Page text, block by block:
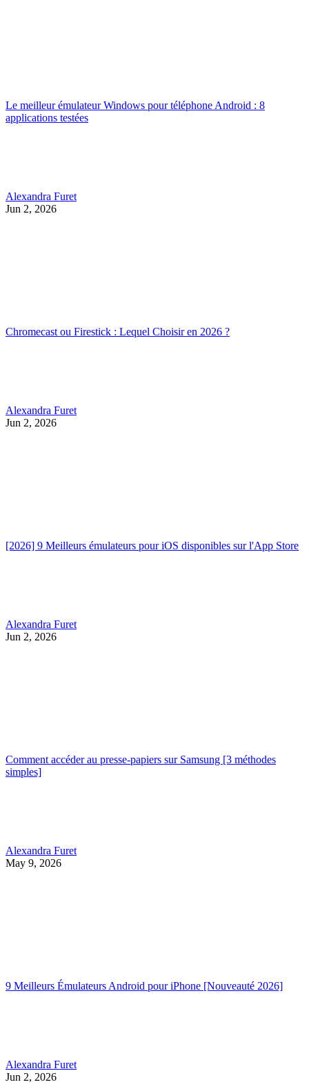
Le meilleur émulateur Windows pour téléphone Android : 8
applications testées
Alexandra Furet
Jun 2, 2026
Chromecast ou Firestick : Lequel Choisir en 2026 ?
Alexandra Furet
Jun 2, 2026
[2026] 9 Meilleurs émulateurs pour iOS disponibles sur l'App Store
Alexandra Furet
Jun 2, 2026
Comment accéder au presse-papiers sur Samsung [3 méthodes
simples]
Alexandra Furet
May 9, 2026
9 Meilleurs Émulateurs Android pour iPhone [Nouveauté 2026]
Alexandra Furet
Jun 2, 2026